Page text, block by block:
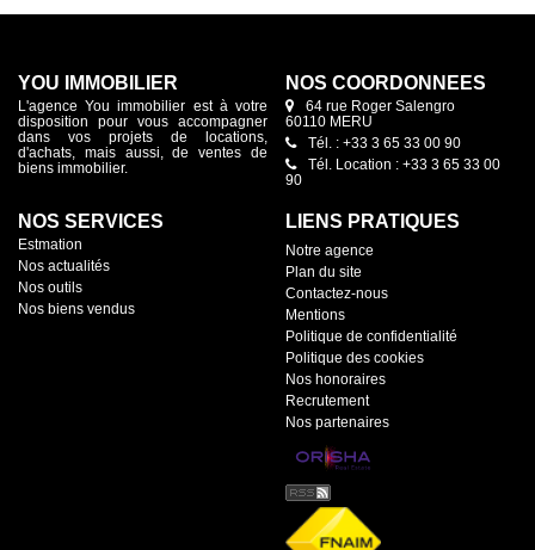
YOU IMMOBILIER
L'agence You immobilier est à votre
disposition pour vous accompagner
dans vos projets de locations,
d'achats, mais aussi, de ventes de
biens immobilier.
NOS COORDONNÉES
64 rue Roger Salengro
60110 MERU
Tél. : +33 3 65 33 00 90
Tél. Location : +33 3 65 33 00
90
NOS SERVICES
Estmation
Nos actualités
Nos outils
Nos biens vendus
LIENS PRATIQUES
Notre agence
Plan du site
Contactez-nous
Mentions
Politique de confidentialité
Politique des cookies
Nos honoraires
Recrutement
Nos partenaires